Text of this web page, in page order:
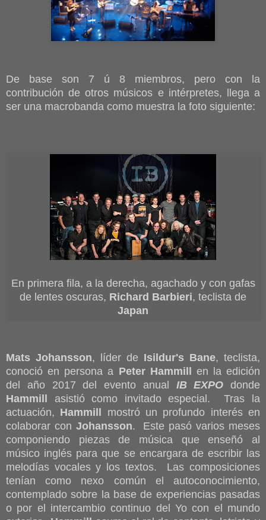
De base son 7 ú 8 miembros, pero con la
contribución de otros músicos e intérpretes, llega a
ser una macrobanda como muestra la foto siguiente:
En primera fila, a la derecha, agachado y con gafas
de lentes oscuras, Richard Barbieri, teclista de
Japan
Mats Johansson, líder de Isildur's Bane, teclista,
conoció en persona a Peter Hammill
en la edición
del año 2017 del evento anual IB EXPO donde
Hammill
asistió como invitado especial. Tras la
actuación, Hammill
mostró un profundo interés en
colaborar con Johansson. Este pasó varios meses
componiendo piezas de música que enseñó al
músico inglés para que se encargara de escribir las
melodías vocales y los textos. Las composiciones
tenían como nexo común el autoconocimiento,
contemplado sobre la base de experiencias pasadas
o por el intercambio continuo del Yo con el mundo